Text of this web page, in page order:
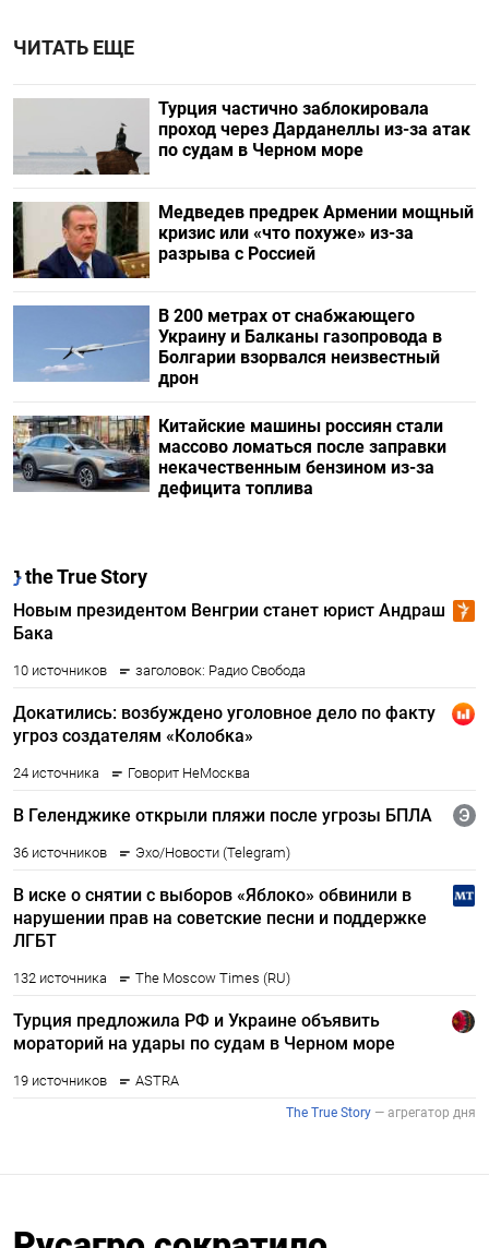
ЧИТАТЬ ЕЩЕ
Турция частично заблокировала
проход через Дарданеллы из-за атак
по судам в Черном море
Медведев предрек Армении мощный
кризис или «что похуже» из-за
разрыва с Россией
В 200 метрах от снабжающего
Украину и Балканы газопровода в
Болгарии взорвался неизвестный
дрон
Китайские машины россиян стали
массово ломаться после заправки
некачественным бензином из-за
дефицита топлива